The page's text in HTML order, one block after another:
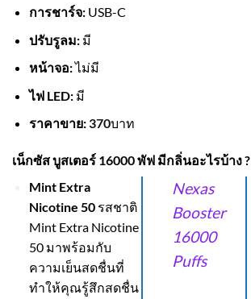
การชาร์จ:USB-C
ปรับรูลม:มี
หน้าจอ:ไม่มี
ไฟ LED:มี
ราคาขาย: 370บาท
เน็กซัส บูสเตอร์ 16000 พัฟ มีกลิ่นอะไรบ้าง ?
Mint Extra
Nicotine 50รสชาติ
Mint Extra Nicotine
50 มาพร้อมกับ
ความเย็นสดชื่นที่
ทำให้คุณรู้สึกสดชื่น
Nexas
Booster
16000
Puffs